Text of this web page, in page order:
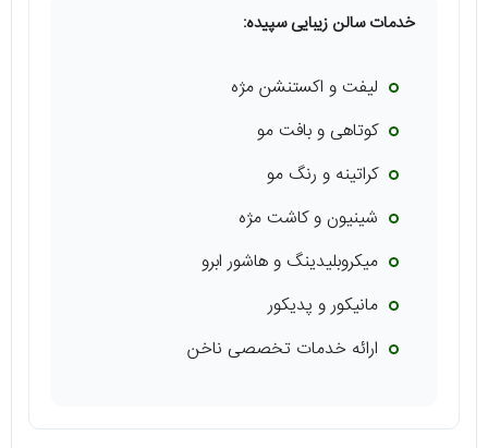
خدمات سالن زیبایی سپیده:
لیفت و اکستنشن مژه
کوتاهی و بافت مو
کراتینه و رنگ مو
شینیون و کاشت مژه
میکروبلیدینگ و هاشور ابرو
مانیکور و پدیکور
ارائه خدمات تخصصی ناخن